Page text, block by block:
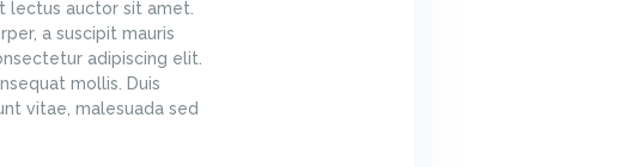
lectus auctor sit amet.
a suscipit mauris
adipiscing elit.
mollis. Duis
vitae, malesuada sed